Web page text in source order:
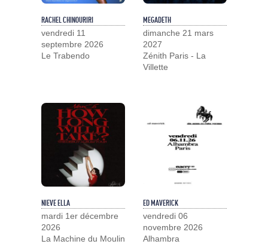
RACHEL CHINOURIRI
vendredi 11
septembre 2026
Le Trabendo
MEGADETH
dimanche 21 mars
2027
Zénith Paris - La
Villette
NIEVE ELLA
mardi 1er décembre
2026
La Machine du Moulin
ED MAVERICK
vendredi 06
novembre 2026
Alhambra